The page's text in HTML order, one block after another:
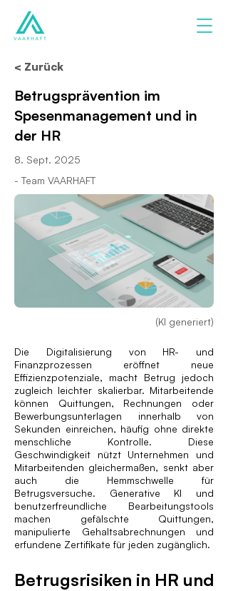
< Zurück
Betrugsprävention im
Spesenmanagement und in
der HR
8. Sept. 2025
- Team VAARHAFT
(KI generiert)
Die Digitalisierung von HR- und
Finanzprozessen eröffnet neue
Effizienzpotenziale, macht Betrug jedoch
zugleich leichter skalierbar. Mitarbeitende
können Quittungen, Rechnungen oder
Bewerbungsunterlagen innerhalb von
Sekunden einreichen, häufig ohne direkte
menschliche Kontrolle. Diese
Geschwindigkeit nützt Unternehmen und
Mitarbeitenden gleichermaßen, senkt aber
auch die Hemmschwelle für
Betrugsversuche. Generative KI und
benutzerfreundliche Bearbeitungstools
machen gefälschte Quittungen,
manipulierte Gehaltsabrechnungen und
erfundene Zertifikate für jeden zugänglich.
Betrugsrisiken in HR und